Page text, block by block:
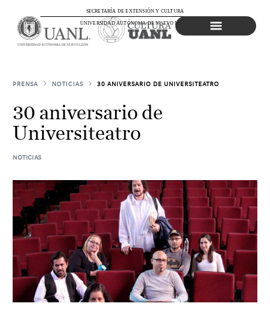
UNIVERSIDAD AUTÓNOMA DE NUEVO LEÓN
SECRETARÍA DE EXTENSIÓN Y CULTURA
PRENSA NOTICIAS 30 ANIVERSARIO DE UNIVERSITEATRO
30 aniversario de
Universiteatro
NOTICIAS